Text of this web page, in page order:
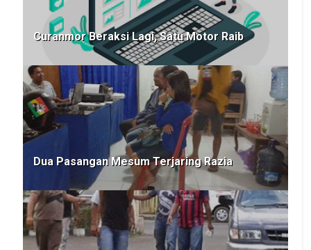
Curanmor Beraksi Lagi, Satu Motor Raib
Dua Pasangan Mesum Terjaring Razia